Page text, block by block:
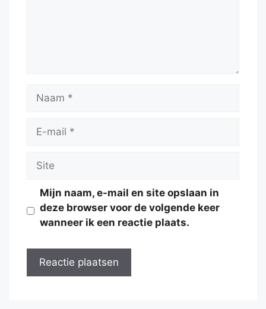
Naam
Site
Mijn naam, e-mail en site opslaan in
deze browser voor de volgende keer
wanneer ik een reactie plaats.